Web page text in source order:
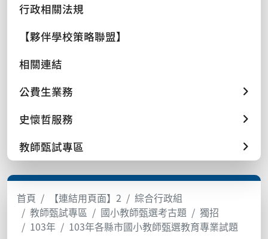
行政相關法規
【夥伴學校策略聯盟】
相關連結
公費生業務
史懷哲服務
教師甄試專區
首頁 【連結用頁面】2
綜合行政組
教師甄試專區
國小教師甄選考古題
獨招
103年
103年各縣市國小教師甄選教育專業試題